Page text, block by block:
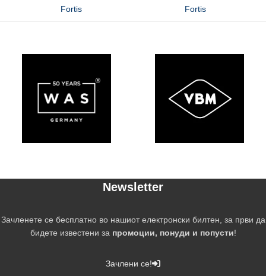
Fortis Fortis
Newsletter
Зачленете се бесплатно во нашиот електронски билтен, за први да
бидете известени за промоции, понуди и попусти!
Зачлени се!